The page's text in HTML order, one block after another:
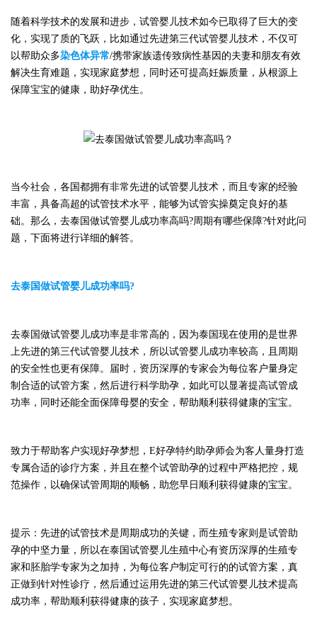
随着科学技术的发展和进步，试管婴儿技术如今已取得了巨大的变
化，实现了质的飞跃，比如通过先进第三代试管婴儿技术，不仅可
以帮助众多染色体异常/携带家族遗传致病性基因的夫妻和朋友有效
解决生育难题，实现家庭梦想，同时还可提高妊娠质量，从根源上
保障宝宝的健康，助好孕优生。
当今社会，各国都拥有非常先进的试管婴儿技术，而且专家的经验
丰富，具备高超的试管技术水平，能够为试管实操奠定良好的基
础。那么，去泰国 做试管婴儿成功率高吗?周期有哪些保障?针对此问
题，下面将进行详细的解答。
去泰国做试管婴儿成功率吗?
去泰国 做试管婴儿成功率是非常高的，因为泰国 现在使用的是世界
上先进的第三代试管婴儿技术，所以试管婴儿成功率较高，且周期
的安全性也更有保障。届时，资历深厚的专家会为每位客户量身定
制合适的试管方案，然后进行科学助孕，如此可以显著提高试管成
功率，同时还能全面保障母婴的安全，帮助顺利获得健康的宝宝。
致力于帮助客户实现好孕梦想， E好孕特约助孕师会为客人量身打造
专属合适的诊疗方案，并且在整个试管助孕的过程中严格把控，规
范操作，以确保试管周期的顺畅，助您早日顺利获得健康的宝宝。
提示：先进的试管技术是周期成功的关键，而生殖专家则是试管助
孕的中坚力量，所以在泰国 试管婴儿生殖中心有资历深厚的生殖专
家和胚胎学专家为之加持，为每位客户制定可行的的试管方案，真
正做到针对性诊疗，然后通过运用先进的第三代试管婴儿技术提高
成功率，帮助顺利获得健康的孩子，实现家庭梦想。